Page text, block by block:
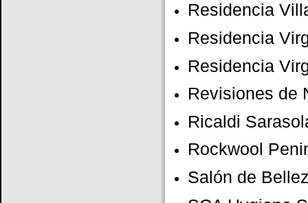
Residencia
Residencia
Residencia
Revisiones de
Ricaldi
Rockwool
Salón de